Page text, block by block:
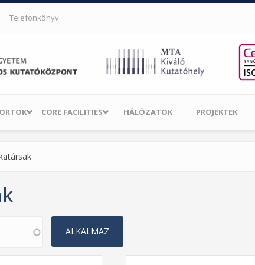
Telefonkönyv
CORE FACILITIES HÁLÓZATOK PROJEKTEK